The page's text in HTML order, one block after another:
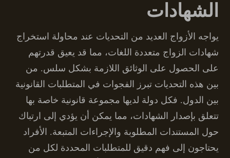
الشهادات
يواجه الأزواج العديد من التحديات عند محاولة استخراج
شهادات الزواج متعددة اللغات، مما قد يعيق قدرتهم
على الحصول على الوثائق اللازمة بشكل سلس. من
بين هذه التحديات تبرز الفجوات في المتطلبات القانونية
بين الدول. فكل دولة لديها مجموعة قانونية خاصة بها
تتعلق بإصدار الشهادات، مما يمكن أن يؤدي إلى ارتباك
حول المستندات المطلوبة والإجراءات المتبعة. الأفراد
يحتاجون إلى فهم دقيق للمتطلبات المحددة لكل من